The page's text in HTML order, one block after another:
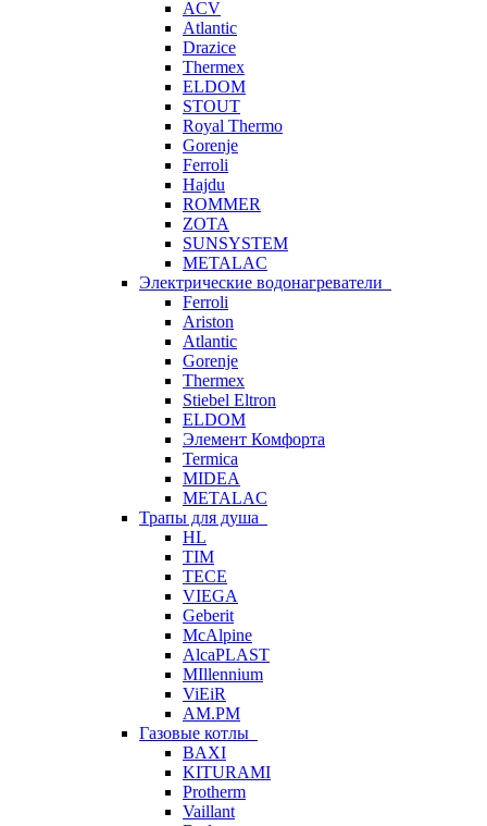
ACV
Atlantic
Drazice
Thermex
ELDOM
STOUT
Royal Thermo
Gorenje
Ferroli
Hajdu
ROMMER
ZOTA
SUNSYSTEM
METALAC
Электрические водонагреватели
Ferroli
Ariston
Atlantic
Gorenje
Thermex
Stiebel Eltron
ELDOM
Элемент Комфорта
Termica
MIDEA
METALAC
Трапы для душа
HL
TIM
TECE
VIEGA
Geberit
McAlpine
AlcaPLAST
MIllennium
ViEiR
AM.PM
Газовые котлы
BAXI
KITURAMI
Protherm
Vaillant